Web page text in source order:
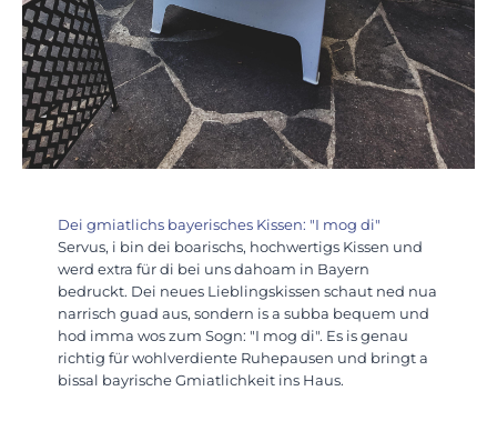
Dei gmiatlichs bayerisches Kissen: "I mog di"
Servus, i bin dei boarischs, hochwertigs Kissen und
werd extra für di bei uns dahoam in Bayern
bedruckt. Dei neues Lieblingskissen schaut ned nua
narrisch guad aus, sondern is a subba bequem und
hod imma wos zum Sogn: "I mog di". Es is genau
richtig für wohlverdiente Ruhepausen und bringt a
bissal bayrische Gmiatlichkeit ins Haus.